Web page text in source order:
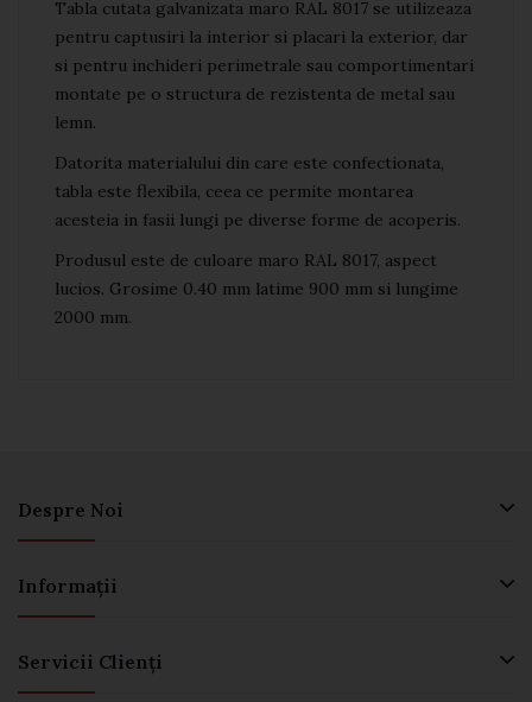
Tabla cutata galvanizata maro RAL 8017 se utilizeaza
pentru captusiri la interior si placari la exterior, dar
si pentru inchideri perimetrale sau comportimentari
montate pe o structura de rezistenta de metal sau
lemn.
Datorita materialului din care este confectionata,
tabla este flexibila, ceea ce permite montarea
acesteia in fasii lungi pe diverse forme de acoperis.
Produsul este de culoare maro RAL 8017, aspect
lucios. Grosime 0.40 mm latime 900 mm si lungime
2000 mm.
Despre Noi
Informaţii
Servicii Clienţi